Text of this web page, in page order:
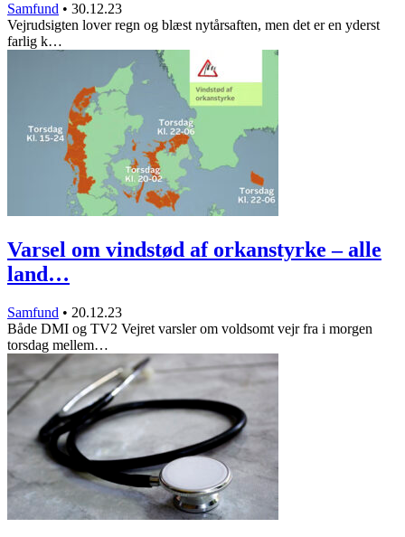
Samfund • 30.12.23
Vejrudsigten lover regn og blæst nytårsaften, men det er en yderst
farlig k…
Varsel om vindstød af orkanstyrke – alle
land…
Samfund • 20.12.23
Både DMI og TV2 Vejret varsler om voldsomt vejr fra i morgen
torsdag mellem…